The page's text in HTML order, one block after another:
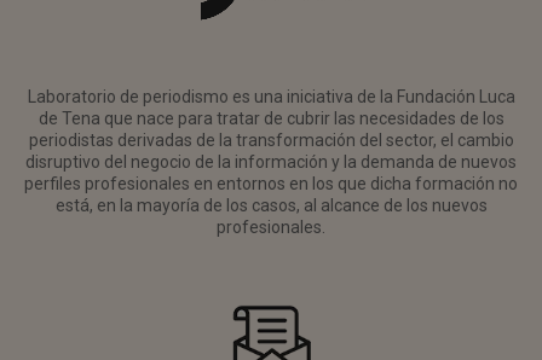
Laboratorio de periodismo es una iniciativa de la Fundación Luca
de Tena que nace para tratar de cubrir las necesidades de los
periodistas derivadas de la transformación del sector, el cambio
disruptivo del negocio de la información y la demanda de nuevos
perfiles profesionales en entornos en los que dicha formación no
está, en la mayoría de los casos, al alcance de los nuevos
profesionales.